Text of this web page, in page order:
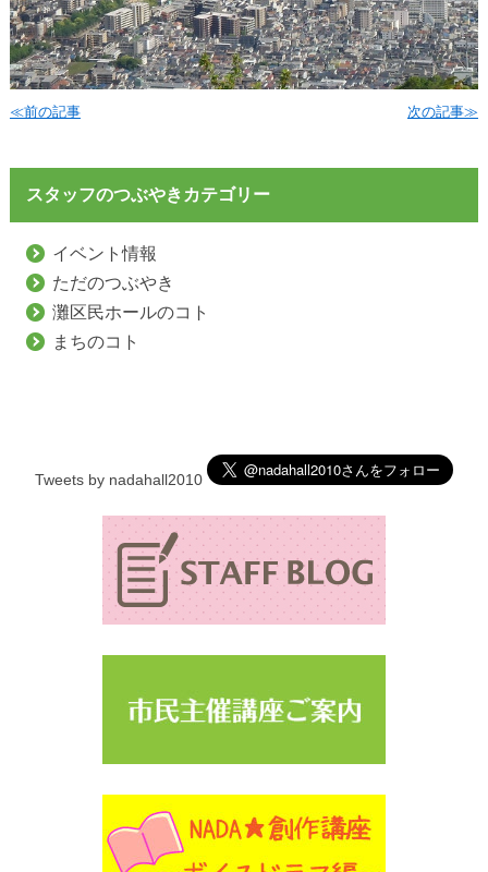
≪前の記事 次の記事≫
スタッフのつぶやきカテゴリー
イベント情報
ただのつぶやき
灘区民ホールのコト
まちのコト
Tweets by nadahall2010